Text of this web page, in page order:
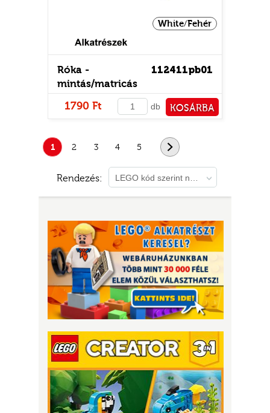
White/Fehér
112411pb01
Róka -
mintás/matricás
1790 Ft db KOSÁRBA
1 2 3 4 5
Rendezés: